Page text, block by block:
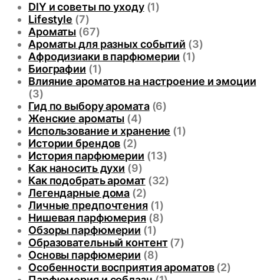
DIY и советы по уходу(1)
Lifestyle (7)
Ароматы (67)
Ароматы для разных событий (3)
Афродизиаки в парфюмерии (1)
Биографии (1)
Влияние ароматов на настроение и эмоции
(3)
Гид по выбору аромата(6)
Женские ароматы (4)
Использование и хранение (1)
Истории брендов (2)
История парфюмерии (13)
Как наносить духи (9)
Как подобрать аромат(32)
Легендарные дома (2)
Личные предпочтения(1)
Нишевая парфюмерия(8)
Обзоры парфюмерии (1)
Образовательный контент(7)
Основы парфюмерии (8)
Особенности восприятия ароматов(2)